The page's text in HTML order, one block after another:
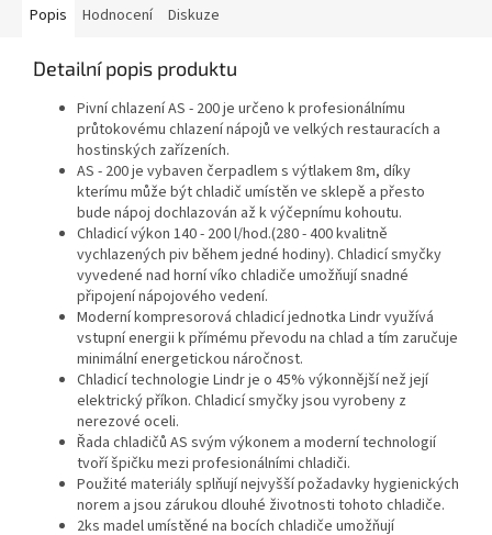
Popis Hodnocení Diskuze
Detailní popis produktu
Pivní chlazení AS - 200 je určeno k profesionálnímu
průtokovému chlazení nápojů ve velkých restauracích a
hostinských zařízeních.
AS - 200 je vybaven čerpadlem s výtlakem 8m, díky
kterímu může být chladič umístěn ve sklepě a přesto
bude nápoj dochlazován až k výčepnímu kohoutu.
Chladicí výkon 140 - 200 l/hod.(280 - 400 kvalitně
vychlazených piv během jedné hodiny). Chladicí smyčky
vyvedené nad horní víko chladiče umožňují snadné
připojení nápojového vedení.
Moderní kompresorová chladicí jednotka Lindr využívá
vstupní energii k přímému převodu na chlad a tím zaručuje
minimální energetickou náročnost.
Chladicí technologie Lindr je o 45% výkonnější než její
elektrický příkon. Chladicí smyčky jsou vyrobeny z
nerezové oceli.
Řada chladičů AS svým výkonem a moderní technologií
tvoří špičku mezi profesionálními chladiči.
Použité materiály splňují nejvyšší požadavky hygienických
norem a jsou zárukou dlouhé životnosti tohoto chladiče.
2ks madel umístěné na bocích chladiče umožňují